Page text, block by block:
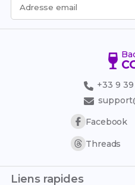
Adresse email
+33 9
Facebook
Threads
Liens rapides